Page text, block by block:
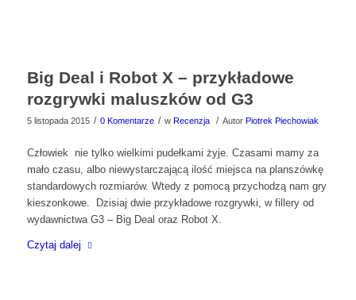
Big Deal i Robot X – przykładowe
rozgrywki maluszków od G3
5 listopada 2015 / 0 Komentarze / w Recenzja / Autor Piotrek Piechowiak
Człowiek nie tylko wielkimi pudełkami żyje. Czasami mamy za
mało czasu, albo niewystarczającą ilość miejsca na planszówkę
standardowych rozmiarów. Wtedy z pomocą przychodzą nam gry
kieszonkowe. Dzisiaj dwie przykładowe rozgrywki, w fillery od
wydawnictwa G3 – Big Deal oraz Robot X.
Czytaj dalej